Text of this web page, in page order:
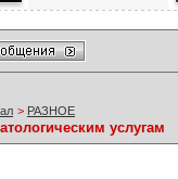
> РАЗНОЕ
услугам